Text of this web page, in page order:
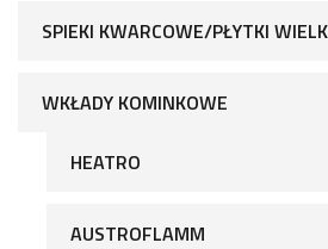
SPIEKI KWARCOWE/PŁYTKI
WKŁADY KOMINKOWE
HEATRO
AUSTROFLAMM